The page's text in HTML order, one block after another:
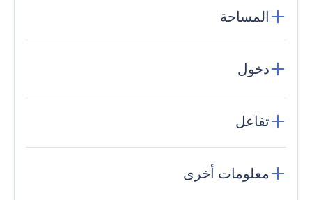
المساحة
دخول
تفاعل
معلومات أخرى